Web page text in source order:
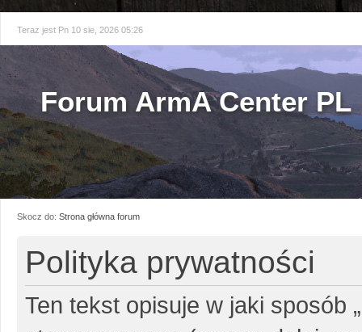
Teraz jest Pn 10 sie, 2026 05:26
Forum ArmA Center PL
Skocz do: Strona główna forum
Polityka prywatności
Ten tekst opisuje w jaki sposób